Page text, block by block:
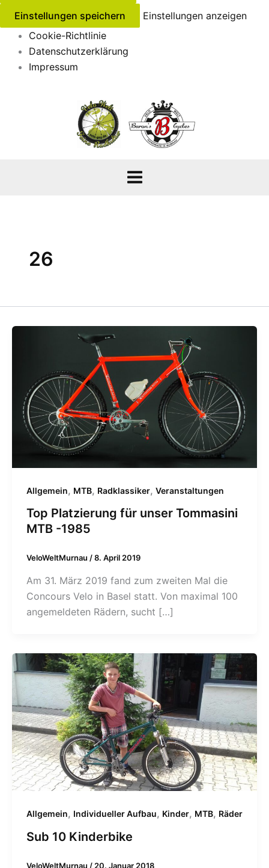
Einstellungen speichern
Einstellungen anzeigen
Cookie-Richtlinie
Datenschutzerklärung
Impressum
26
Allgemein, MTB, Radklassiker, Veranstaltungen
Top Platzierung für unser Tommasini
MTB -1985
VeloWeltMurnau /8. April 2019
Am 31. März 2019 fand zum zweiten Mal die
Concours Velo in Basel statt. Von maximal 100
angemeldeten Rädern, sucht […]
Allgemein, Individueller Aufbau, Kinder, MTB, Räder
Sub 10 Kinderbike
VeloWeltMurnau / 20. Januar 2018